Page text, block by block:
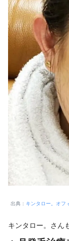
出典： キンタロー。オフ
キンタロー。さん